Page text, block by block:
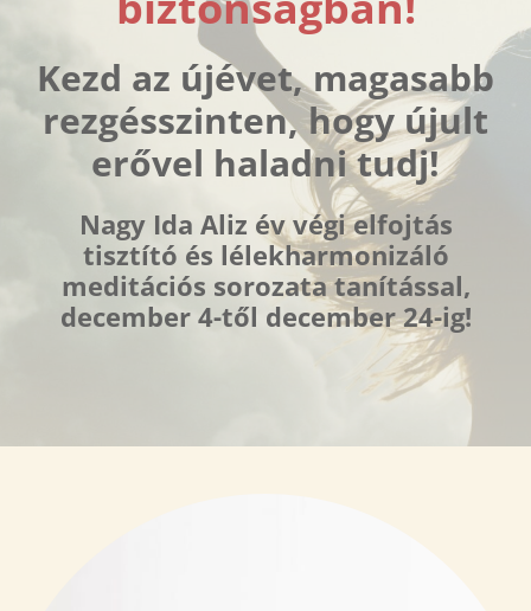
Kezd az újévet, magasabb
rezgésszinten, hogy újult
erővel haladni tudj!
Nagy Ida Aliz év végi elfojtás
tisztító és lélekharmonizáló
meditációs sorozata tanítással,
december 4-től december 24-ig!